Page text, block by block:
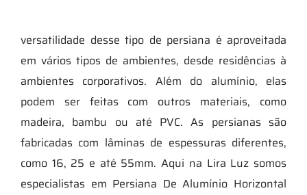
versatilidade desse tipo de persiana é aproveitada
em vários tipos de ambientes, desde residências à
ambientes corporativos. Além do alumínio, elas
podem ser feitas com outros materiais, como
madeira, bambu ou até PVC. As persianas são
fabricadas com lâminas de espessuras diferentes,
como 16, 25 e até 55mm. Aqui na Lira Luz somos
especialistas em Persiana De Alumínio Horizontal